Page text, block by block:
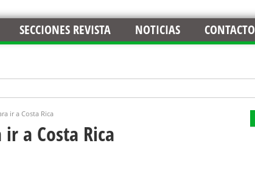
SECCIONES REVISTA NOTICIAS CONTACTO
ir a Costa Rica
a Costa Rica